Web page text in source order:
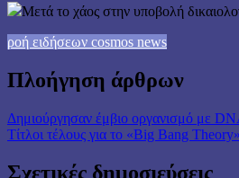
Μετά το χάος στην υποβολή
ροή ειδήσεων cosmos news
Πλοήγηση άρθρων
Δημιούργησαν έμβιο οργανισμό με
Τίτλοι τέλους για το «Big Bang
Σχετικές δημοσιεύσεις